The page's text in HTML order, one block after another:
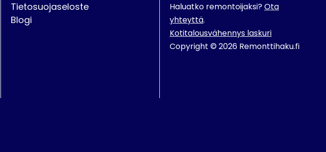
Tietosuojaseloste
Blogi
Haluatko remontoijaksi?Ota
yhteyttä.
Kotitalousvähennys laskuri
Copyright © 2026 Remonttihaku.fi